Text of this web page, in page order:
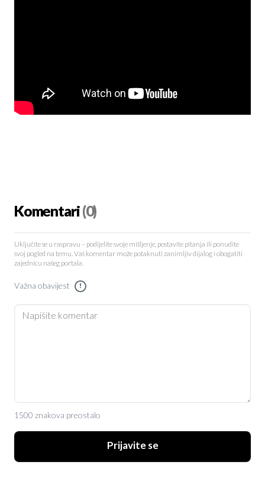
Komentari(0)
Uključite se u raspravu – podijelite svoje mišljenje, postavite pitanja ili ponudite
svoj pogled na temu. Vaš komentar može potaknuti zanimljiv dijalog i obogatiti
zajednicu našeg portala.
Važna obavijest !
1500 znakova preostalo
Prijavite se